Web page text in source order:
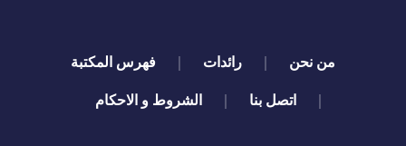
quick links
من نحن رائدات
فهرس المكتبة
اتصل بنا
الشروط و الاحكام